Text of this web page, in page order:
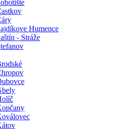
Humence
- Stráže